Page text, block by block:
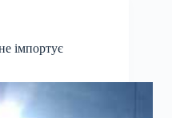
імпортує